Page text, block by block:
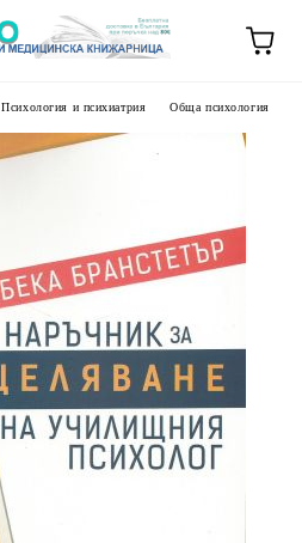
Психология и психиатрия Обща психология